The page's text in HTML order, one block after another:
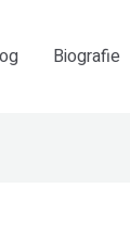
Biografie